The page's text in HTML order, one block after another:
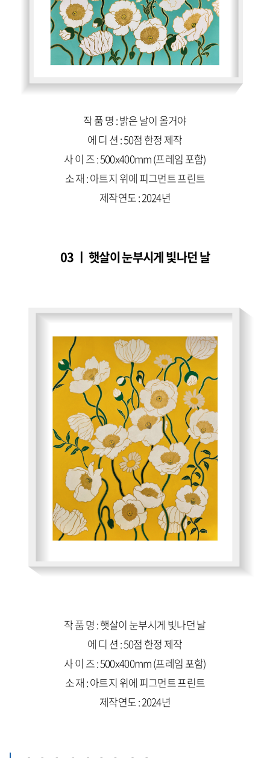
작 품 명 : 밝은 날이 올거야
에 디 션 : 50점 한정 제작
사 이 즈 : 500x400mm (프레임 포함)
소 재 : 아트지 위에 피그먼트 프린트
제작연도 : 2024년
03 ㅣ 햇살이 눈부시게 빛나던 날
작 품 명 : 햇살이 눈부시게 빛나던 날
에 디 션 : 50점 한정 제작
사 이 즈 : 500x400mm (프레임 포함)
소 재 : 아트지 위에 피그먼트 프린트
제작연도 : 2024년